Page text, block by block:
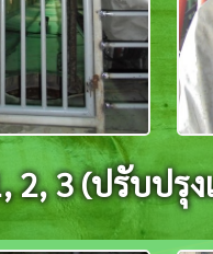
3 (ปรับปรุง